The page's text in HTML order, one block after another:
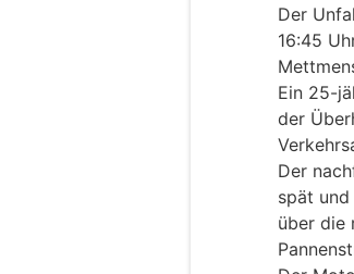
Der
16:45
Ein 25-
der
Der
spät
über die